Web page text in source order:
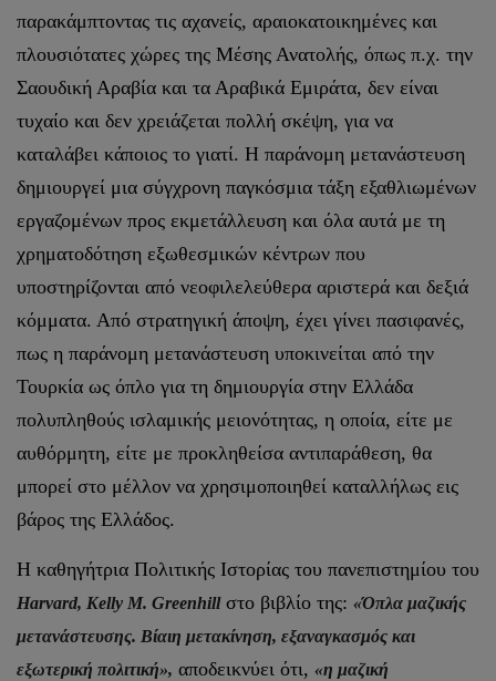
παρακάμπτοντας τις αχανείς, αραιοκατοικημένες και
πλουσιότατες χώρες της Μέσης Ανατολής, όπως π.χ. την
Σαουδική Αραβία και τα Αραβικά Εμιράτα, δεν είναι
τυχαίο και δεν χρειάζεται πολλή σκέψη, για να
καταλάβει κάποιος το γιατί. Η παράνομη μετανάστευση
δημιουργεί μια σύγχρονη παγκόσμια τάξη εξαθλιωμένων
εργαζομένων προς εκμετάλλευση και όλα αυτά με τη
χρηματοδότηση εξωθεσμικών κέντρων που
υποστηρίζονται από νεοφιλελεύθερα αριστερά και δεξιά
κόμματα. Από στρατηγική άποψη, έχει γίνει πασιφανές,
πως η παράνομη μετανάστευση υποκινείται από την
Τουρκία ως όπλο για τη δημιουργία στην Ελλάδα
πολυπληθούς ισλαμικής μειονότητας, η οποία, είτε με
αυθόρμητη, είτε με προκληθείσα αντιπαράθεση, θα
μπορεί στο μέλλον να χρησιμοποιηθεί καταλλήλως εις
βάρος της Ελλάδος.
Η καθηγήτρια Πολιτικής Ιστορίας του πανεπιστημίου του
Harvard, Kelly M. Greenhillστο βιβλίο της: «Όπλα μαζικής
μετανάστευσης. Βίαιη μετακίνηση, εξαναγκασμός και
εξωτερική πολιτική», αποδεικνύει ότι, «η μαζική